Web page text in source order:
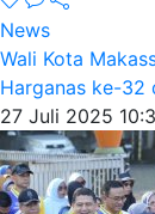
News
Wali Kota
Harganas ke-32
27 Juli 2025